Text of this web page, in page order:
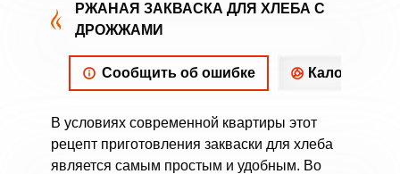
РЖАНАЯ ЗАКВАСКА ДЛЯ ХЛЕБА С
ДРОЖЖАМИ
Сообщить об ошибке
В условиях современной квартиры этот
рецепт приготовления закваски для хлеба
является самым простым и удобным. Во